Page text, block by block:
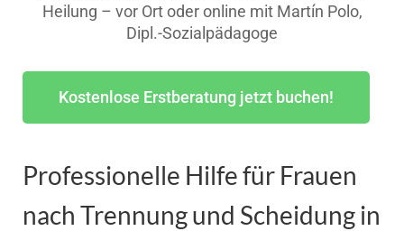
Heilung – vor Ort oder online mit Martín Polo,
Dipl.-Sozialpädagoge
Kostenlose Erstberatung jetzt buchen!
Professionelle Hilfe für Frauen
nach Trennung und Scheidung in